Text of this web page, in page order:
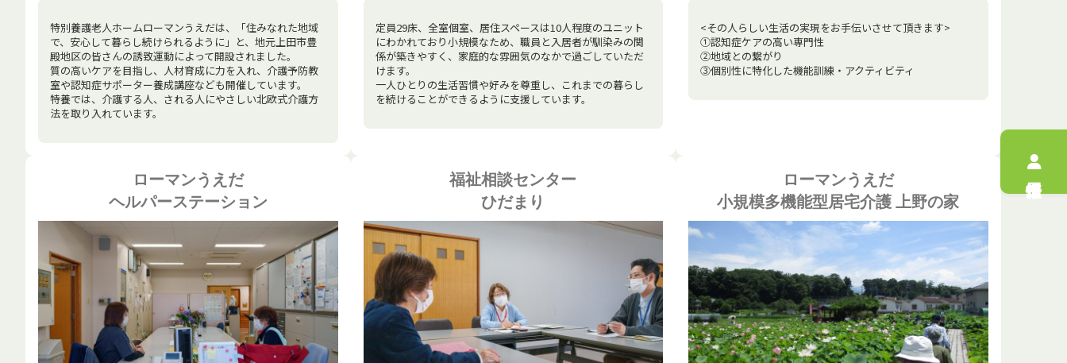
特別養護老人ホームローマンうえだは、「住みなれた地域
で、安心して暮らし続けられるように」と、地元上田市豊
殿地区の皆さんの誘致運動によって開設されました。
質の高いケアを目指し、人材育成に力を入れ、介護予防教
室や認知症サポーター養成講座なども開催しています。
特養では、介護する人、される人にやさしい北欧式介護方
法を取り入れています。
定員29床、全室個室、居住スペースは10人程度のユニット
にわかれており小規模なため、職員と入居者が馴染みの関
係が築きやすく、家庭的な雰囲気のなかで過ごしていただ
けます。
一人ひとりの生活習慣や好みを尊重し、これまでの暮らし
を続けることができるように支援しています。
<その人らしい生活の実現をお手伝いさせて頂きます>
①認知症ケアの高い専門性
②地域との繋がり
③個別性に特化した機能訓練・アクティビティ
ローマンうえだ
ヘルパーステーション
福祉相談センター
ひだまり
ローマンうえだ
小規模多機能型居宅介護 上野の家